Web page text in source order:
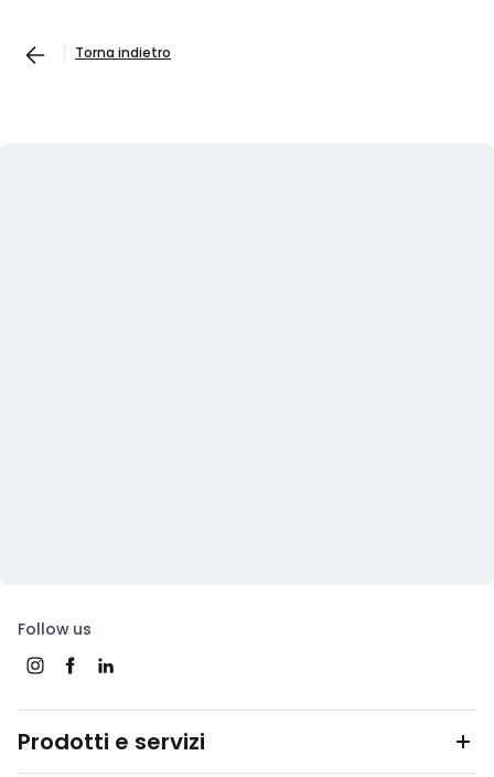
Torna indietro
Follow us
Prodotti e servizi